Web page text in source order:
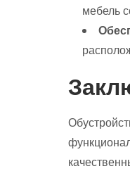
мебель